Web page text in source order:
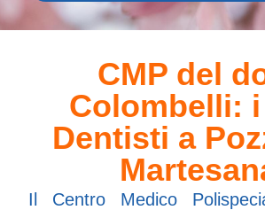
CMP del
Colombelli:
Dentisti a
Il Centro Medico